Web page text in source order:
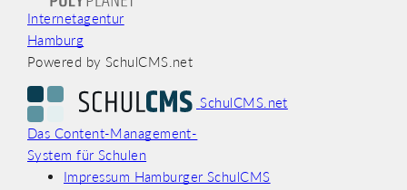
Internetagentur
Hamburg
Powered by SchulCMS.net
SchulCMS.net
Das Content-Management-
System für Schulen
Impressum Hamburger SchulCMS